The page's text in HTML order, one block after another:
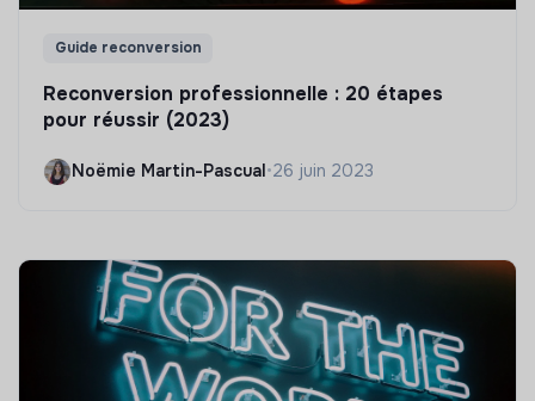
Guide reconversion
Reconversion professionnelle : 20 étapes
pour réussir (2023)
Noëmie Martin-Pascual•26 juin 2023